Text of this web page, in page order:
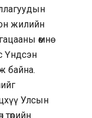
жилийн
өмнө
Үндсэн
байна.
Улсын
төрийн